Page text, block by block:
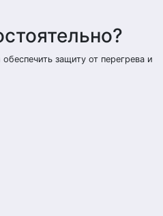
защиту от перегрева и